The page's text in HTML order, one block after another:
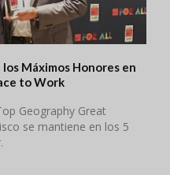
Máximos Honores en
to Work
Geography Great
se mantiene en los 5